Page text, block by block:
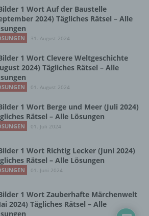
1 Wort Auf der Baustelle
2024) Tägliches Rätsel – Alle
31. August 2024
1 Wort Clevere Weltgeschichte
2024) Tägliches Rätsel – Alle
01. August 2024
1 Wort Berge und Meer (Juli 2024)
Rätsel – Alle Lösungen
01. Juli 2024
1 Wort Richtig Lecker (Juni 2024)
Rätsel – Alle Lösungen
01. Juni 2024
1 Wort Zauberhafte Märchenwelt
2024) Tägliches Rätsel – Alle
Erheben, das Erfassen, die
das Ordnen, die Speicherung,
oder Veränderung, das
Abfragen, die Verwendung,
durch Übermittlung,
oder eine andere Form der
den Abgleich oder die
die Einschränkung, das
die Vernichtung.
der Verarbeitung
der Verarbeitung ist die
gespeicherter
Daten mit dem Ziel, ihre
einzuschränken.